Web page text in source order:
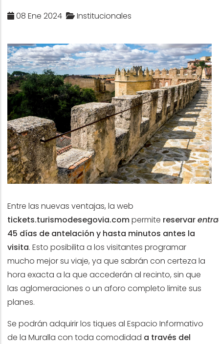
08 Ene 2024 Institucionales
Entre las nuevas ventajas, la web
tickets.turismodesegovia.compermite reservar
45 días de antelación y hasta minutos antes la
visita. Esto posibilita a los visitantes programar
mucho mejor su viaje, ya que sabrán con certeza la
hora exacta a la que accederán al recinto, sin que
las aglomeraciones o un aforo completo limite sus
planes.
Se podrán adquirir los tiques al Espacio Informativo
de la Muralla con toda comodidad a través del